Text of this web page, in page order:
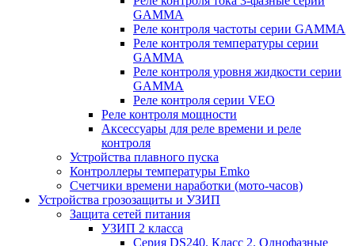
GAMMA
Реле контроля частоты серии GAMMA
Реле контроля температуры серии
GAMMA
Реле контроля уровня жидкости серии
GAMMA
Реле контроля серии VEO
Реле контроля мощности
Аксессуары для реле времени и реле
контроля
Устройства плавного пуска
Контроллеры температуры Emko
Счетчики времени наработки (мото-часов)
Устройства грозозащиты и УЗИП
Защита сетей питания
УЗИП 2 класса
Серия DS240. Класс 2. Однофазные